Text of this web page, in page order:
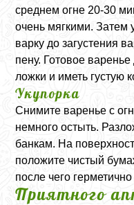
среднем огне 20-30
очень мягкими. Затем
варку до загустения
пену. Готовое
ложки и иметь густую
Укупорка
Снимите варенье с
немного остыть.
банкам. На
положите чистый
после чего
Приятного